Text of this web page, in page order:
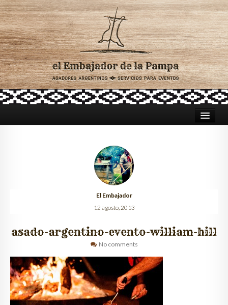
ASADORES PARA CATERING
TRADICIÓN ARGENTINA
CLIENTES
GALERÍA
El Embajador
12 agosto, 2013
asado-argentino-evento-william-hill
No comments